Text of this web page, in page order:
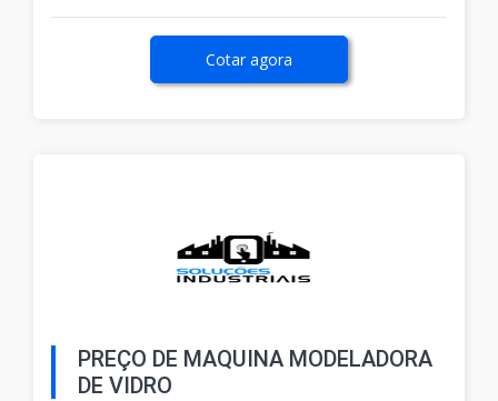
Cotar agora
PREÇO DE MAQUINA MODELADORA
DE VIDRO